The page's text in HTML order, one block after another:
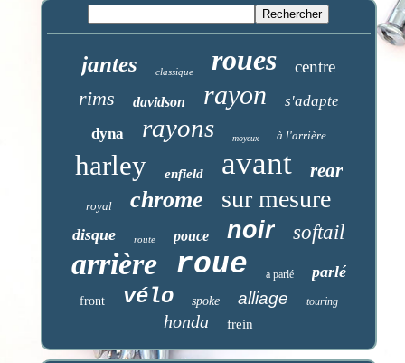
jantes classique roues centre
rims davidson rayon
s'adapte
dyna
rayons moyeux à l'arrière
harley enfield avant rear
royal chrome sur mesure
disque route pouce noir softail
arrière roue a parlé parlé
front vélo spoke alliage touring
honda frein